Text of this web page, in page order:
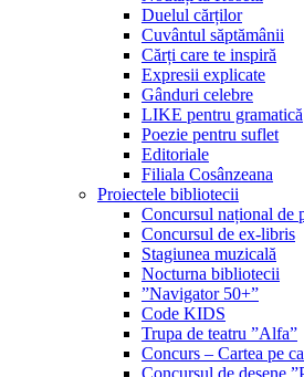
Duelul cărților
Cuvântul săptămânii
Cărți care te inspiră
Expresii explicate
Gânduri celebre
LIKE pentru gramatică
Poezie pentru suflet
Editoriale
Filiala Cosânzeana
Proiectele bibliotecii
Concursul național de
Concursul de ex-libris
Stagiunea muzicală
Nocturna bibliotecii
”Navigator 50+”
Code KIDS
Trupa de teatru ”Alfa”
Concurs – Cartea pe